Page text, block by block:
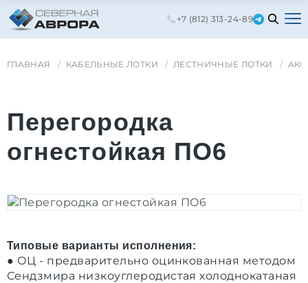
+7 (812) 313-24-89
ГЛАВНАЯ КАБЕЛЬНЫЕ ЛОТКИ ЛЕСТНИЧНЫЕ ЛОТКИ
Перегородка
огнестойкая ПО6
Типовые варианты исполнения:
● ОЦ - предварительно оцинкованная методом
Сендзмира низкоуглеродистая холоднокатаная